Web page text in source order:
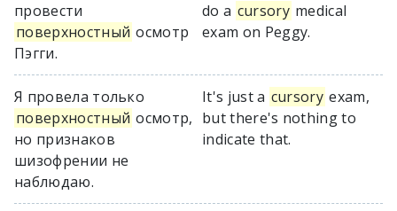
провести
поверхностный осмотр
Пэгги.
do a cursory medical
exam on Peggy.
Я провела только
поверхностный осмотр,
но признаков
шизофрении не
наблюдаю.
It's just a cursory exam,
but there's nothing to
indicate that.